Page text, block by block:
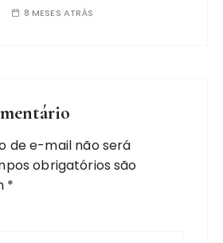
8 MESES ATRÁS
de e-mail não será
obrigatórios são
*